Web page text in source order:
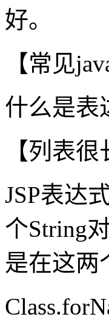
好。
【常见
什么是表
【列表
JSP表达
个String
是在这两